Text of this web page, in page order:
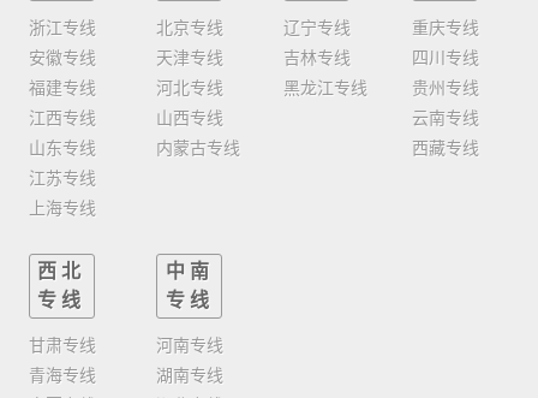
浙江专线
安徽专线
福建专线
江西专线
山东专线
江苏专线
上海专线
北京专线
天津专线
河北专线
山西专线
内蒙古专线
辽宁专线
吉林专线
黑龙江专线
重庆专线
四川专线
贵州专线
云南专线
西藏专线
西北
专线
甘肃专线
青海专线
中南
专线
河南专线
湖南专线